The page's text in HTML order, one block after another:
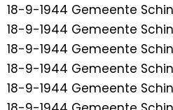
18-9-1944 Gemeente
18-9-1944 Gemeente
18-9-1944 Gemeente
18-9-1944 Gemeente
18-9-1944 Gemeente